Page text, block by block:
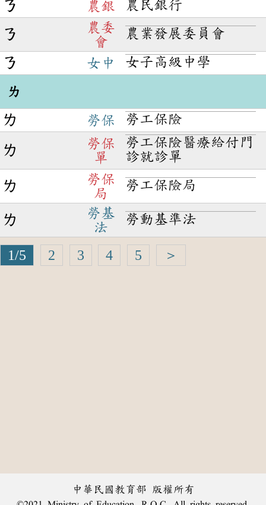
ㄋ
農銀 農民銀行
ㄋ
農委
會
農業發展委員會
ㄋ 女中 女子高級中學
ㄌ
ㄌ 勞保 勞工保險
ㄌ
勞保
單
勞工保險醫療給付門
診就診單
ㄌ
勞保
局
勞工保險局
ㄌ
勞基
法
勞動基準法
1/5 2 3 4 5 ＞
中華民國教育部 版權所有